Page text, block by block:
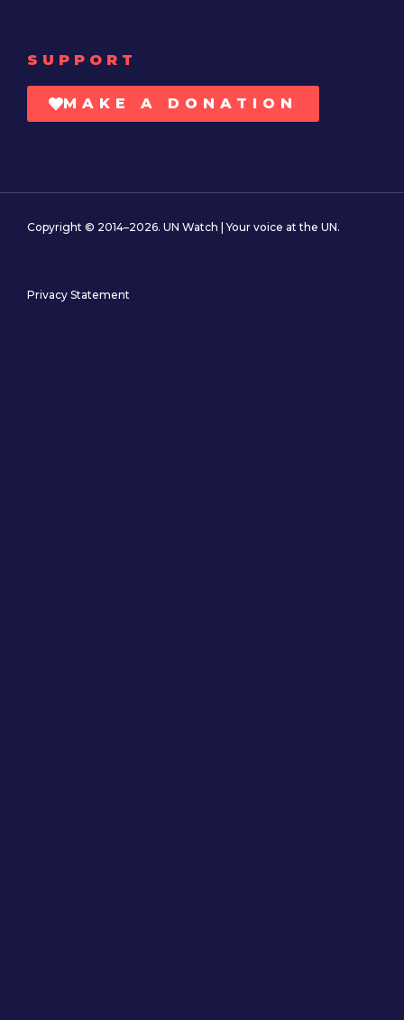
SUPPORT
MAKE A DONATION
Copyright © 2014–2026. UN Watch | Your voice at the UN.
Privacy Statement